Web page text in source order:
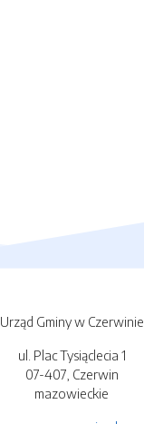
Urząd Gminy w Czerwinie
ul. Plac Tysiąclecia 1
07-407, Czerwin
mazowieckie